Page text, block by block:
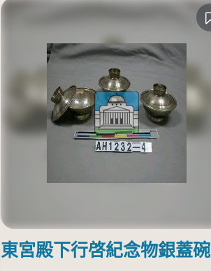
東宮殿下行啓紀念物銀蓋碗